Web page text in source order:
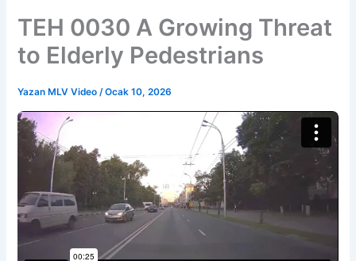
TEH 0030 A Growing Threat
to Elderly Pedestrians
Yazan MLV Video/Ocak 10, 2026